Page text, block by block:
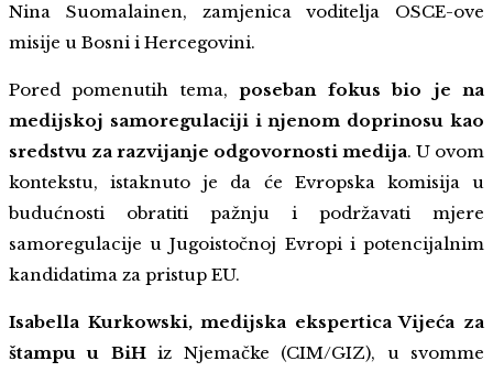
Nina Suomalainen, zamjenica voditelja OSCE-ove
misije u Bosni i Hercegovini.
Pored pomenutih tema,poseban fokus bio je na
medijskoj samoregulaciji i njenom doprinosu kao
sredstvu za razvijanje odgovornosti medija. U ovom
kontekstu, istaknuto je da će Evropska komisija u
budućnosti obratiti pažnju i podržavati mjere
samoregulacije u Jugoistočnoj Evropi i potencijalnim
kandidatima za pristup EU.
Isabella Kurkowski, medijska ekspertica Vijeća za
štampu u BiHiz Njemačke (CIM/GIZ), u svomme